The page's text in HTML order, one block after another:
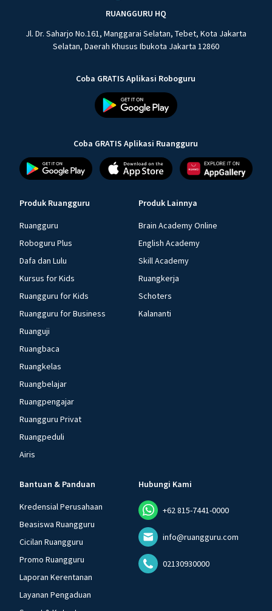
RUANGGURU HQ
Jl. Dr. Saharjo No.161, Manggarai Selatan, Tebet, Kota Jakarta
Selatan, Daerah Khusus Ibukota Jakarta 12860
Coba GRATIS Aplikasi Roboguru
Coba GRATIS Aplikasi Ruangguru
Produk Ruangguru
Ruangguru
Roboguru Plus
Dafa dan Lulu
Kursus for Kids
Ruangguru for Kids
Ruangguru for Business
Ruanguji
Ruangbaca
Ruangkelas
Ruangbelajar
Ruangpengajar
Ruangguru Privat
Ruangpeduli
Airis
Produk Lainnya
Brain Academy Online
English Academy
Skill Academy
Ruangkerja
Schoters
Kalananti
Bantuan & Panduan
Kredensial Perusahaan
Beasiswa Ruangguru
Cicilan Ruangguru
Promo Ruangguru
Laporan Kerentanan
Layanan Pengaduan
Hubungi Kami
+62 815-7441-0000
info@ruangguru.com
02130930000